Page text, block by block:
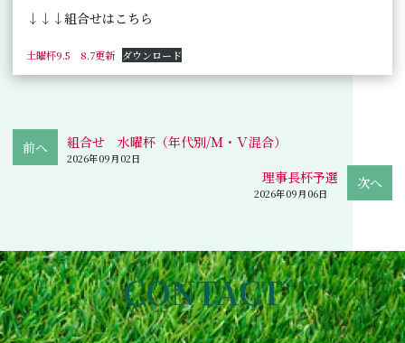
↓↓↓組合せはこちら
土曜杯9.5 8.7更新 ダウンロード
組合せ 水曜杯（年代別/Ｍ・Ｖ混合）
2026年09月02日
理事長杯予選
2026年09月06日
CONTACT